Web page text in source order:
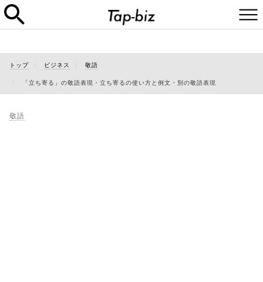
トップ ビジネス 敬語
「立ち寄る」の敬語表現・立ち寄るの使い方と例文・別の敬語表現
敬語